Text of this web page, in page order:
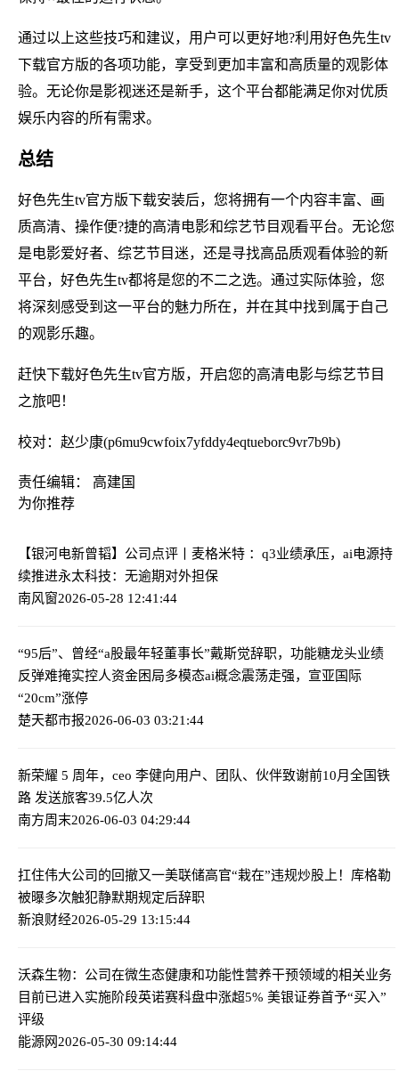
通过以上这些技巧和建议，用户可以更好地?利用好色先生tv
下载官方版的各项功能，享受到更加丰富和高质量的观影体
验。无论你是影视迷还是新手，这个平台都能满足你对优质
娱乐内容的所有需求。
总结
好色先生tv官方版下载安装后，您将拥有一个内容丰富、画
质高清、操作便?捷的高清电影和综艺节目观看平台。无论您
是电影爱好者、综艺节目迷，还是寻找高品质观看体验的新
平台，好色先生tv都将是您的不二之选。通过实际体验，您
将深刻感受到这一平台的魅力所在，并在其中找到属于自己
的观影乐趣。
赶快下载好色先生tv官方版，开启您的高清电影与综艺节目
之旅吧！
校对：赵少康(p6mu9cwfoix7yfddy4eqtueborc9vr7b9b)
责任编辑： 高建国
为你推荐
【银河电新曾韬】公司点评丨麦格米特 ：q3业绩承压，ai电源持
续推进永太科技：无逾期对外担保
南风窗2026-05-28 12:41:44
“95后”、曾经“a股最年轻董事长”戴斯觉辞职，功能糖龙头业绩
反弹难掩实控人资金困局多模态ai概念震荡走强，宣亚国际
“20cm”涨停
楚天都市报2026-06-03 03:21:44
新荣耀 5 周年，ceo 李健向用户、团队、伙伴致谢前10月全国铁
路 发送旅客39.5亿人次
南方周末2026-06-03 04:29:44
扛住伟大公司的回撤又一美联储高官“栽在”违规炒股上！库格勒
被曝多次触犯静默期规定后辞职
新浪财经2026-05-29 13:15:44
沃森生物：公司在微生态健康和功能性营养干预领域的相关业务
目前已进入实施阶段英诺赛科盘中涨超5% 美银证券首予“买入”
评级
能源网2026-05-30 09:14:44